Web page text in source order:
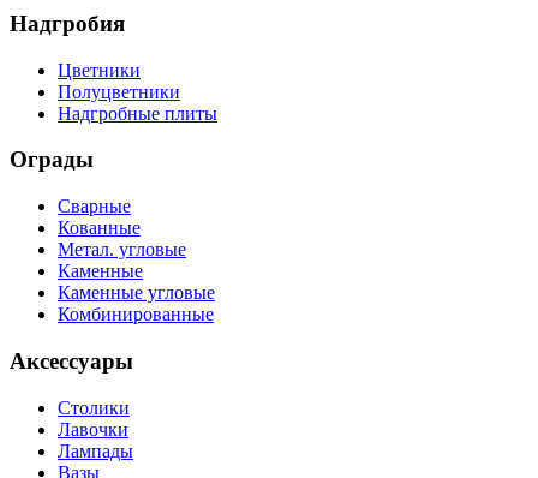
Надгробия
Цветники
Полуцветники
Надгробные плиты
Ограды
Сварные
Кованные
Метал. угловые
Каменные
Каменные угловые
Комбинированные
Аксессуары
Столики
Лавочки
Лампады
Вазы